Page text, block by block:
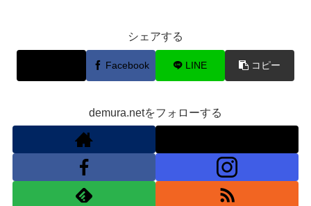
シェアする
Facebook LINE コピー
demura.netをフォローする